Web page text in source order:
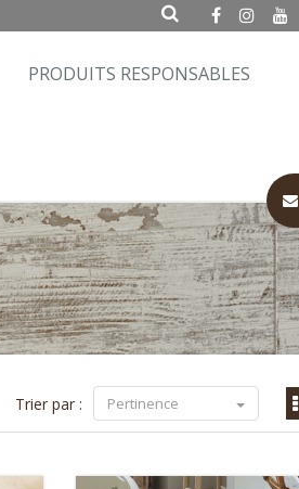
PRODUITS RESPONSABLES
Trier par : Pertinence